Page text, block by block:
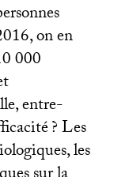
on en
000
entre-
? Les
les